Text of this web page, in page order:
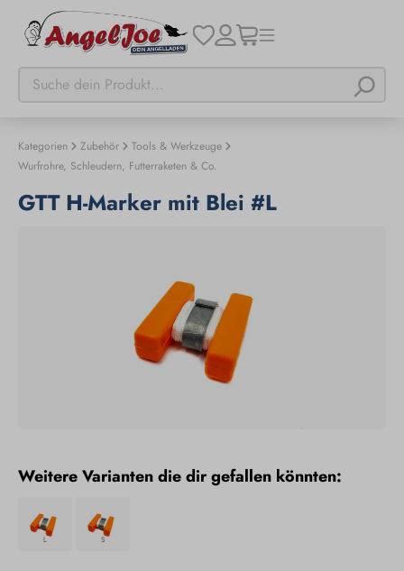
Kategorien Zubehör
Tools & Werkzeuge
Wurfrohre, Schleudern, Futterraketen & Co.
GTT H-Marker mit Blei #L
Weitere Varianten die dir gefallen könnten:
L S